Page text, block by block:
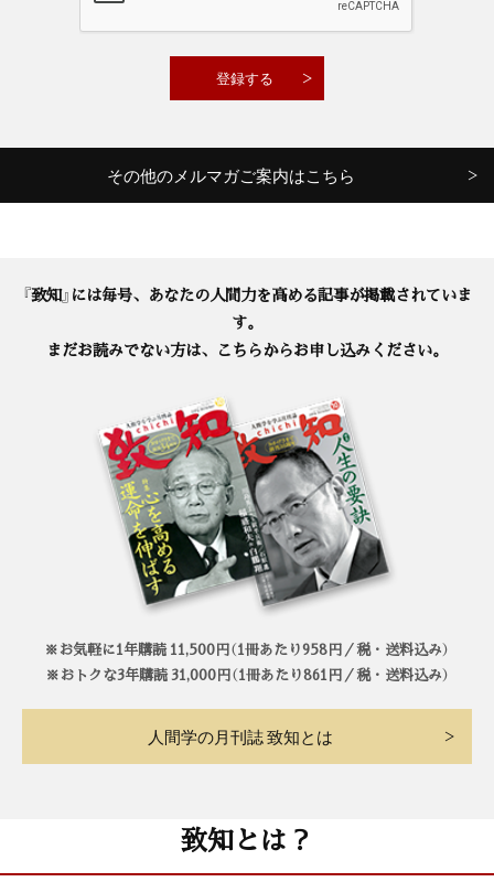
その他のメルマガご案内はこちら
『致知』には毎号、あなたの人間力を高める記事が掲載されていま
す。
まだお読みでない方は、こちらからお申し込みください。
※お気軽に1年購読 11,500円（1冊あたり958円／税・送料込み）
※おトクな3年購読 31,000円（1冊あたり861円／税・送料込み）
人間学の月刊誌 致知とは
致知とは？